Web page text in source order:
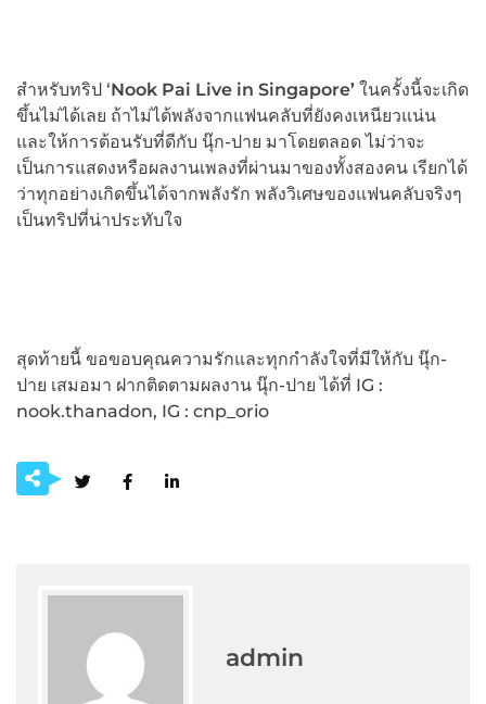
สำหรับทริป ‘Nook Pai Live in Singapore’ ในครั้งนี้จะเกิด
ขึ้นไม่ได้เลย ถ้าไม่ได้พลังจากแฟนคลับที่ยังคงเหนียวแน่น
และให้การต้อนรับที่ดีกับ นุ๊ก-ปาย มาโดยตลอด ไม่ว่าจะ
เป็นการแสดงหรือผลงานเพลงที่ผ่านมาของทั้งสองคน เรียกได้
ว่าทุกอย่างเกิดขึ้นได้จากพลังรัก พลังวิเศษของแฟนคลับจริงๆ
เป็นทริปที่น่าประทับใจ
สุดท้ายนี้ ขอขอบคุณความรักและทุกกำลังใจที่มีให้กับ นุ๊ก-
ปาย เสมอมา ฝากติดตามผลงาน นุ๊ก-ปาย ได้ที่ IG :
nook.thanadon, IG : cnp_orio
admin